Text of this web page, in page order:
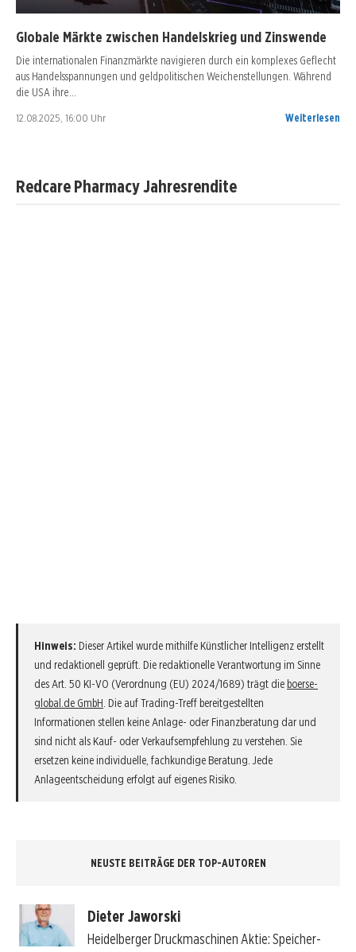
Globale Märkte zwischen Handelskrieg und Zinswende
Die internationalen Finanzmärkte navigieren durch ein komplexes Geflecht
aus Handelsspannungen und geldpolitischen Weichenstellungen. Während
die USA ihre…
12.08.2025, 16:00 Uhr Weiterlesen
Redcare Pharmacy Jahresrendite
Hinweis: Dieser Artikel wurde mithilfe Künstlicher Intelligenz erstellt
und redaktionell geprüft. Die redaktionelle Verantwortung im Sinne
des Art. 50 KI-VO (Verordnung (EU) 2024/1689) trägt die boerse-
global.de GmbH . Die auf Trading-Treff bereitgestellten
Informationen stellen keine Anlage- oder Finanzberatung dar und
sind nicht als Kauf- oder Verkaufsempfehlung zu verstehen. Sie
ersetzen keine individuelle, fachkundige Beratung. Jede
Anlageentscheidung erfolgt auf eigenes Risiko.
NEUSTE BEITRÄGE DER TOP-AUTOREN
Dieter Jaworski
Heidelberger Druckmaschinen Aktie: Speicher-